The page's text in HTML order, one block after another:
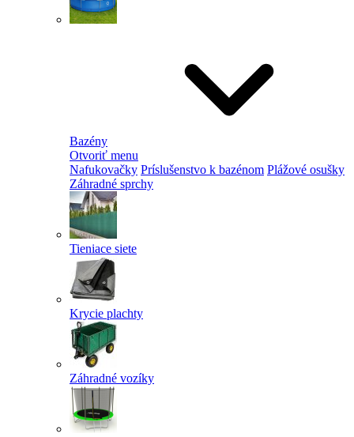
Bazény
Otvoriť menu
Nafukovačky Príslušenstvo k bazénom Plážové osušky
Záhradné sprchy
Tieniace siete
Krycie plachty
Záhradné vozíky